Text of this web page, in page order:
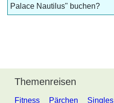
Palace Nautilus" buchen?
Themenreisen
Fitness Pärchen Singles